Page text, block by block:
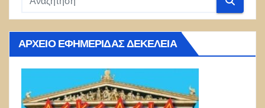
ΑΡΧΕΊΟ ΕΦΗΜΕΡΊΔΑΣ ΔΕΚΈΛΕΙΑ